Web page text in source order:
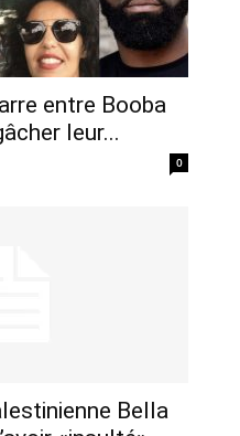
entre Booba
leur...
0
Bella